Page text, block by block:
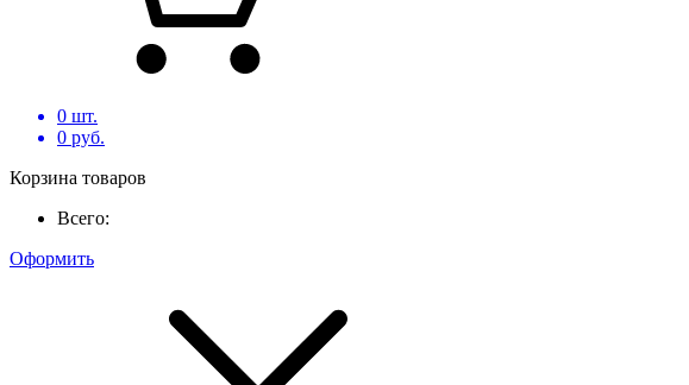
0 шт.
0 руб.
Корзина товаров
Всего:
Оформить